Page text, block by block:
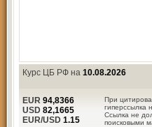
Курс ЦБ РФ на 10.08.2026
При
гиперссылка
Ссылка не
поисковыми
EUR 94,8366
USD 82,1665
EUR/USD 1.15